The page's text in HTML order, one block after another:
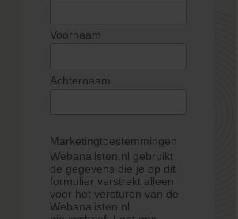
Voornaam
Achternaam
Marketingtoestemmingen
Webanalisten.nl gebruikt
de gegevens die je op dit
formulier verstrekt alleen
voor het versturen van de
Webanalisten.nl